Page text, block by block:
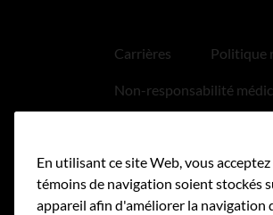
Carrières Politique
Non-responsabilité
Accessibilité
En utilisant ce site Web, vous acceptez
témoins de navigation soient stockés
appareil afin d'améliorer la navigation